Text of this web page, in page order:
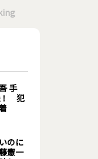
手
！ 犯
のに
憲一